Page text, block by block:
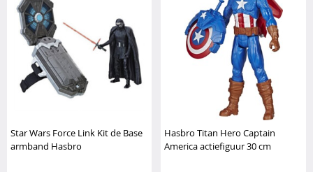
Star Wars Force Link Kit de Base
armband Hasbro
Hasbro Titan Hero Captain
America actiefiguur 30 cm